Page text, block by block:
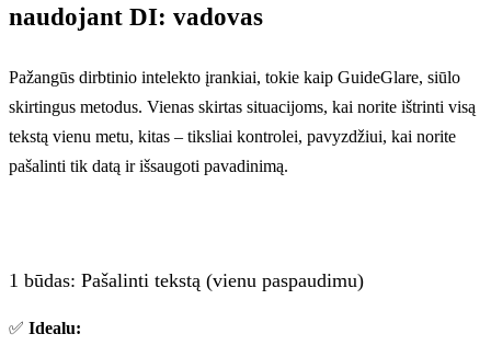
naudojant DI: vadovas
Pažangūs dirbtinio intelekto įrankiai, tokie kaip GuideGlare, siūlo
skirtingus metodus. Vienas skirtas situacijoms, kai norite ištrinti visą
tekstą vienu metu, kitas – tiksliai kontrolei, pavyzdžiui, kai norite
pašalinti tik datą ir išsaugoti pavadinimą.
1 būdas: Pašalinti tekstą (vienu paspaudimu)
✅ Idealu: